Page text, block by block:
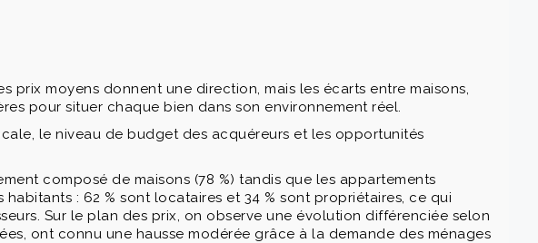
prix moyens donnent une direction, mais les écarts entre maisons,
pour situer chaque bien dans son environnement réel.
le niveau de budget des acquéreurs et les opportunités
composé de maisons (78 %) tandis que les appartements
: 62 % sont locataires et 34 % sont propriétaires, ce qui
Sur le plan des prix, on observe une évolution différenciée selon
ont connu une hausse modérée grâce à la demande des ménages